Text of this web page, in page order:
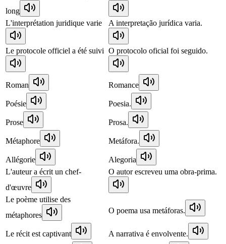
long
L'interprétation juridique varie A interpretação jurídica varia.
Le protocole officiel a été suivi O protocolo oficial foi seguido.
Roman Romance
Poésie Poesia.
Prose Prosa.
Métaphore Metáfora.
Allégorie
Alegoria
L'auteur a écrit un chef-
d'œuvre
O autor escreveu uma obra-prima.
Le poème utilise des
métaphores
O poema usa metáforas.
Le récit est captivant A narrativa é envolvente.